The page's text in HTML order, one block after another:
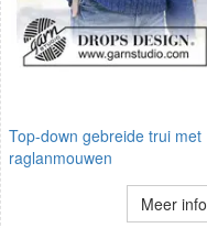
Top-down gebreide trui met
raglanmouwen
Meer info